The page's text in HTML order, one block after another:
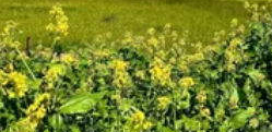
Registrieren
Gastgeber werden